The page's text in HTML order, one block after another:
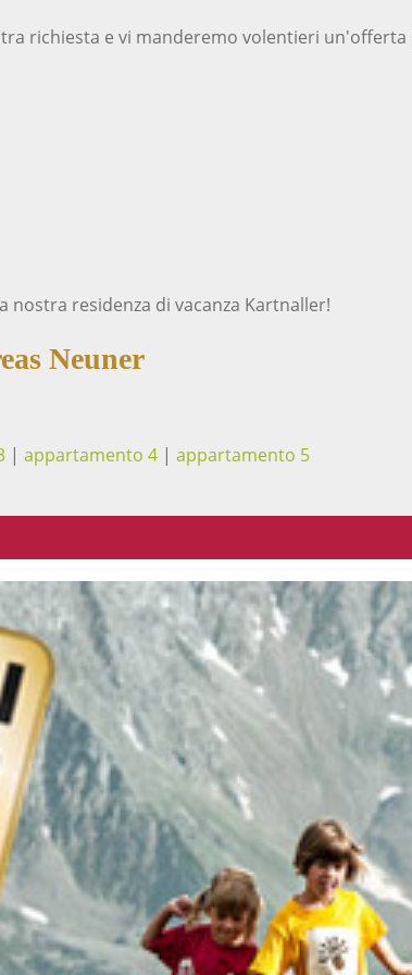
richiesta e vi manderemo volentieri un'offerta
nostra residenza di vacanza Kartnaller!
Neuner
| appartamento 4 | appartamento 5